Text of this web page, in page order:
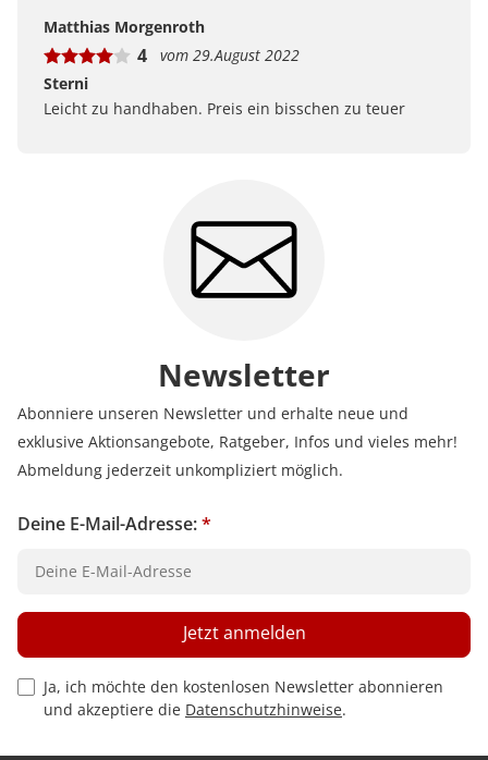
Matthias Morgenroth
4
vom 29.August 2022
Sterni
Leicht zu handhaben. Preis ein bisschen zu teuer
Newsletter
Abonniere unseren Newsletter und erhalte neue und
exklusive Aktionsangebote, Ratgeber, Infos und vieles mehr!
Abmeldung jederzeit unkompliziert möglich.
Deine E-Mail-Adresse:*
Privacy Policy Checkbox
Ja, ich möchte den kostenlosen Newsletter abonnieren
und akzeptiere die Datenschutzhinweise.
Jetzt anmelden